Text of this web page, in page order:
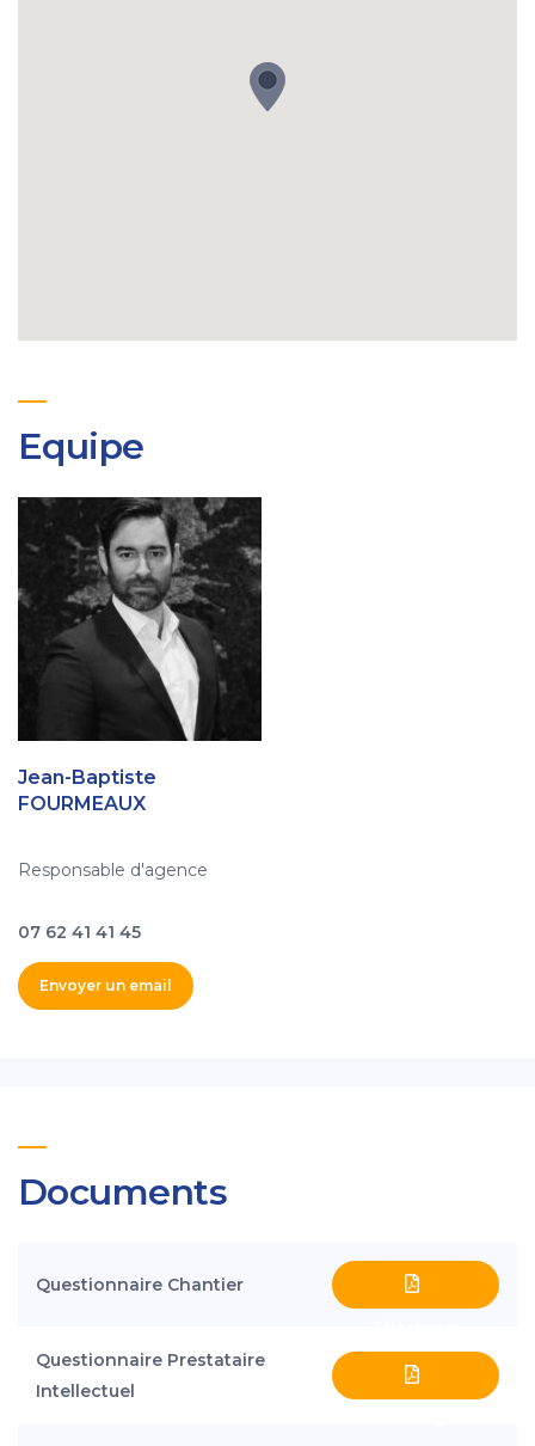
Equipe
Jean-Baptiste
FOURMEAUX
Responsable d'agence
07 62 41 41 45
Envoyer un email
Documents
Questionnaire Chantier
Questionnaire Prestataire
Intellectuel